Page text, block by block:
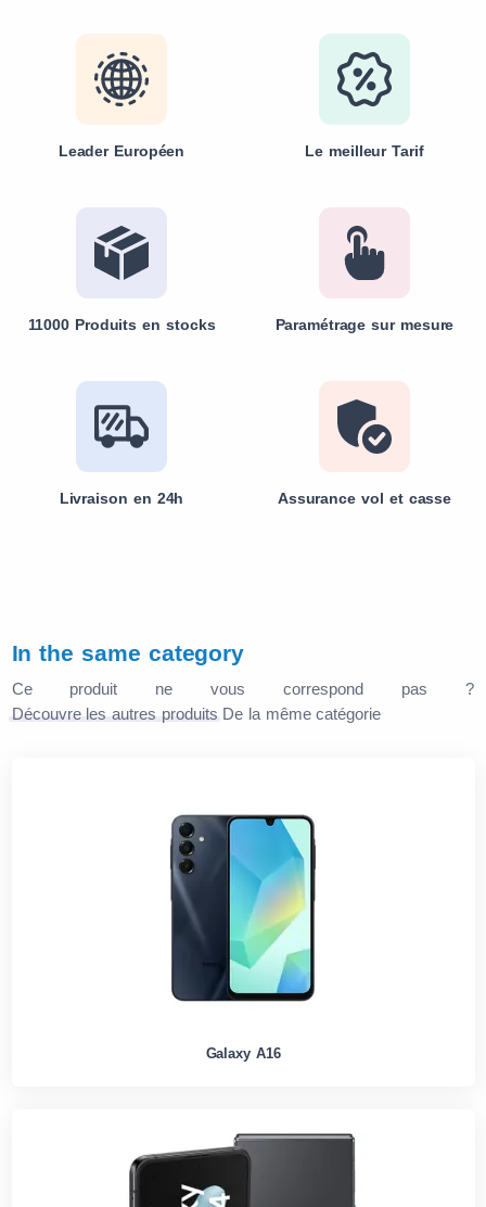
Leader Européen Le meilleur Tarif
11000 Produits en stocks Paramétrage sur mesure
Livraison en 24h Assurance vol et casse
In the same category
Ce produit ne vous correspond pas ?
Découvre les autres produits De la même catégorie
Galaxy A16